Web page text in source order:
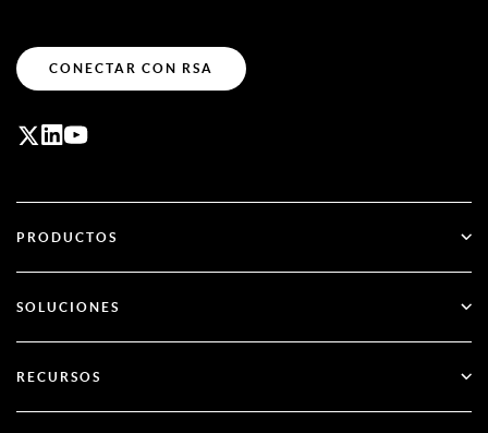
CONECTAR CON RSA
PRODUCTOS
SecurID
SOLUCIONES
Autenticación multifactor
RECURSOS